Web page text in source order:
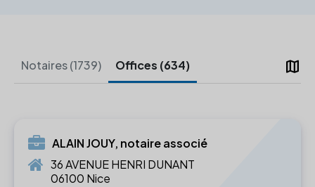
map
Notaires (1739) Offices (634)
ALAIN JOUY, notaire associé
36 AVENUE HENRI DUNANT
06100 Nice